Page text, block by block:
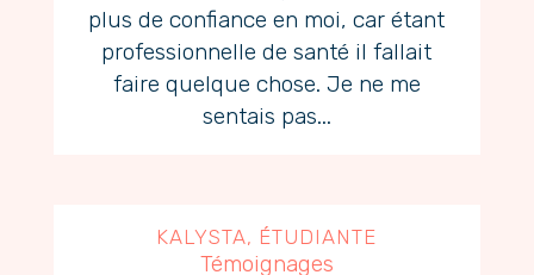
plus de confiance en moi, car étant
professionnelle de santé il fallait
faire quelque chose. Je ne me
sentais pas...
KALYSTA, ÉTUDIANTE
Témoignages